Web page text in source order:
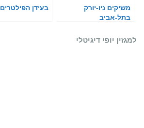
משיקים ניו-יורק
בתל-אביב
בעידן הפילטרים
למגזין יופי דיגיטלי